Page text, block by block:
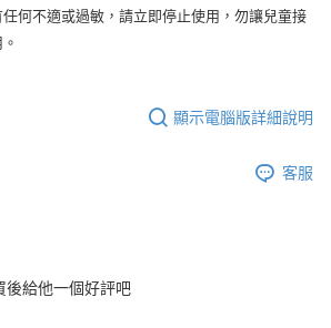
何不適或過敏，請立即停止使用，勿讓兒童接
顯示電腦版詳細說明
客服
後給他一個好評吧